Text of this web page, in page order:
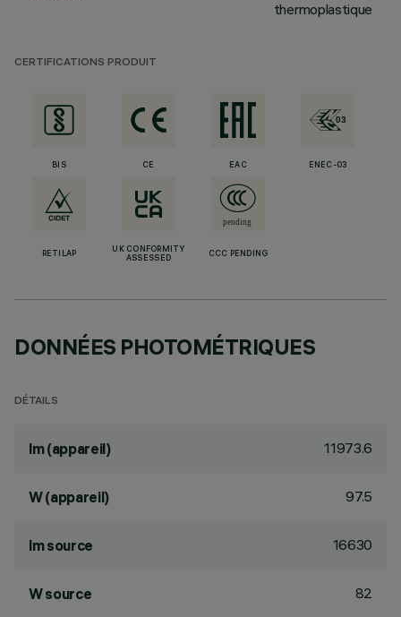
thermoplastique
CERTIFICATIONS PRODUIT
BIS CE EAC ENEC-03
RETILAP
UK CONFORMITY
ASSESSED
CCC PENDING
DONNÉES PHOTOMÉTRIQUES
DÉTAILS
lm (appareil) 11973.6
W (appareil) 97.5
lm source 16630
W source 82